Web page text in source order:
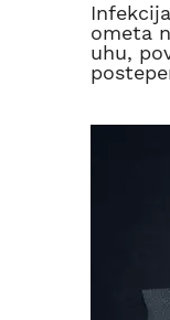
ometa
uhu,